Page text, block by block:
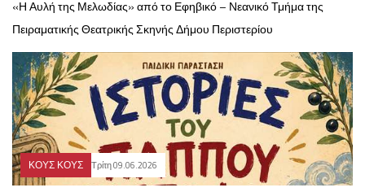
«Η Αυλή της Μελωδίας» από το Εφηβικό – Νεανικό Τμήμα της
Πειραματικής Θεατρικής Σκηνής Δήμου Περιστερίου
ΚΟΥΣ ΚΟΥΣ Τρίτη 09.06.2026